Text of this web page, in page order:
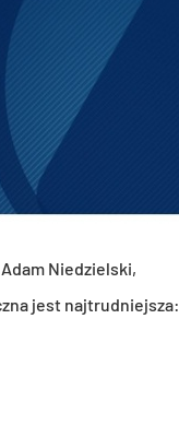
Nie­dziel­ski,
jest naj­trud­niej­sza: